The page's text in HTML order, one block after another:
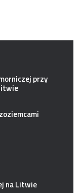
przy
na Litwie